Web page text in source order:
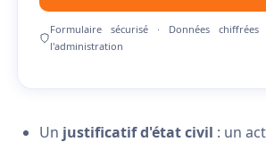
Formulaire sécurisé · Données
l'administration
Un justificatif d'état civil : un